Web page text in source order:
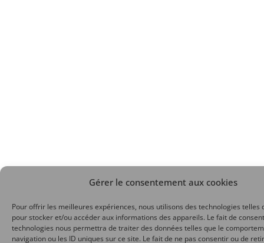
Gérer le consentement aux cookies
Pour offrir les meilleures expériences, nous utilisons des technologies telles
pour stocker et/ou accéder aux informations des appareils. Le fait de
technologies nous permettra de traiter des données telles que le
navigation ou les ID uniques sur ce site. Le fait de ne pas consentir ou de